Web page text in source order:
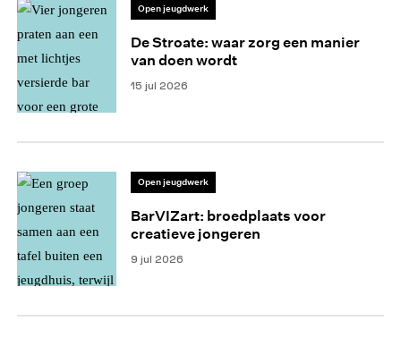
Open jeugdwerk
De Stroate: waar zorg een manier
van doen wordt
15 jul 2026
Open jeugdwerk
BarVIZart: broedplaats voor
creatieve jongeren
9 jul 2026